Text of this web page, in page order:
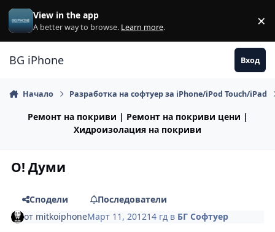
Премини към съдържанието
View in the app
A better way to browse. Learn more. ×
BG iPhone Вход
Начало Разработка на софтуер за iPhone/iPod Touch/iPad
Ремонт на покриви | Ремонт на покриви цени |
Хидроизолация на покриви
О! Думи
Сподели
Последователи
от mitkoiphoneМарт 11, 201214 гд в БГ Софтуер